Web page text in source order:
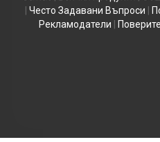
Често Задавани Въпроси
Рекламодатели